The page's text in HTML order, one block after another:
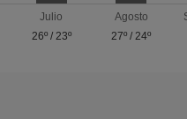
Julio
26º/ 23º
Agosto
27º /24º